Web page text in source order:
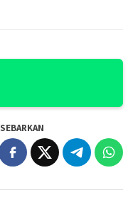
SEBARKAN